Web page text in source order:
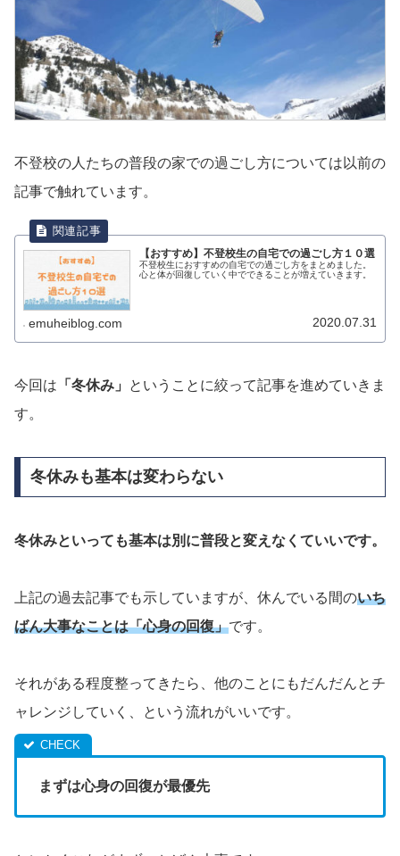
不登校の人たちの普段の家での過ごし方については以前の
記事で触れています。
【おすすめ】不登校生の自宅での過ごし方１０選
不登校生におすすめの自宅での過ごし方をまとめました。
心と体が回復していく中でできることが増えていきます。
emuheiblog.com 2020.07.31
今回は 「冬休み」
ということに絞って記事を進めていきま
す。
冬休みも基本は変わらない
冬休みといっても基本は別に普段と変えなくていいです。
上記の過去記事でも示していますが、休んでいる間のいち
ばん大事なことは「心身の回復」です。
それがある程度整ってきたら、他のことにもだんだんとチ
ャレンジしていく、という流れがいいです。
まずは心身の回復が最優先